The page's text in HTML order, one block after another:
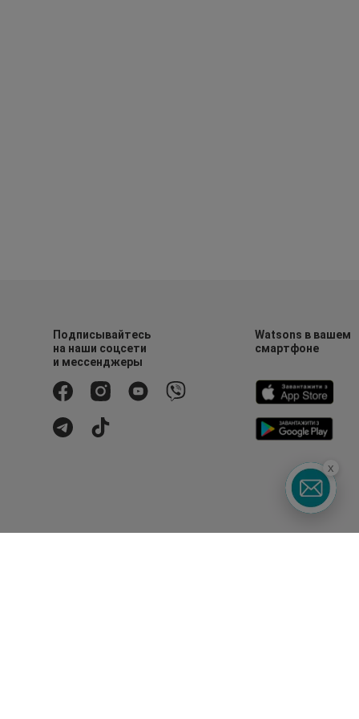
Подписывайтесь
на наши соцсети
и мессенджеры
Watsons в вашем
смартфоне
x